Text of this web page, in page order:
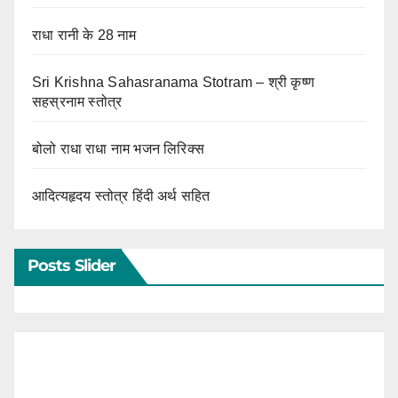
राधा रानी के 28 नाम
Sri Krishna Sahasranama Stotram – श्री कृष्ण
सहस्रनाम स्तोत्र
बोलो राधा राधा नाम भजन लिरिक्स
आदित्यहृदय स्तोत्र हिंदी अर्थ सहित
Posts Slider